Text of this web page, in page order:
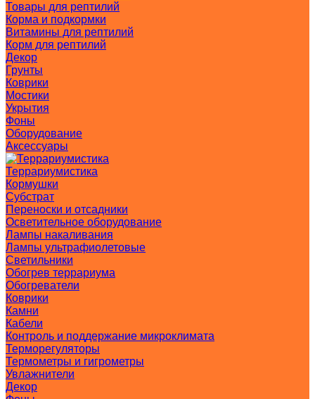
Товары для рептилий
Корма и подкормки
Витамины для рептилий
Корм для рептилий
Декор
Грунты
Коврики
Мостики
Укрытия
Фоны
Оборудование
Аксессуары
Террариумистика
Кормушки
Субстрат
Переноски и отсадники
Осветительное оборудование
Лампы накаливания
Лампы ультрафиолетовые
Светильники
Обогрев террариума
Обогреватели
Коврики
Камни
Кабели
Контроль и поддержание микроклимата
Терморегуляторы
Термометры и гигрометры
Увлажнители
Декор